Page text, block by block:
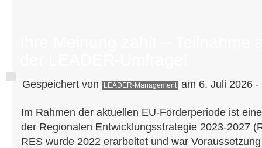
Gespeichert von LEADER-Management am 6. Juli 2026 -
Im Rahmen der aktuellen EU-Förderperiode ist
der Regionalen Entwicklungsstrategie 2023-2027
RES wurde 2022 erarbeitet und war